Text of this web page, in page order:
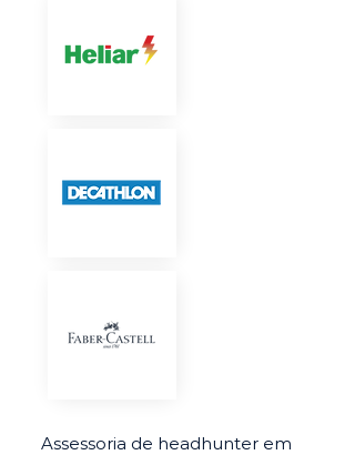
Assessoria de headhunter em